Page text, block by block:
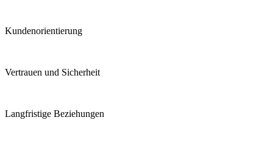
Kunden­orientierung
Vertrauen und Sicherheit
Langfristige Beziehungen